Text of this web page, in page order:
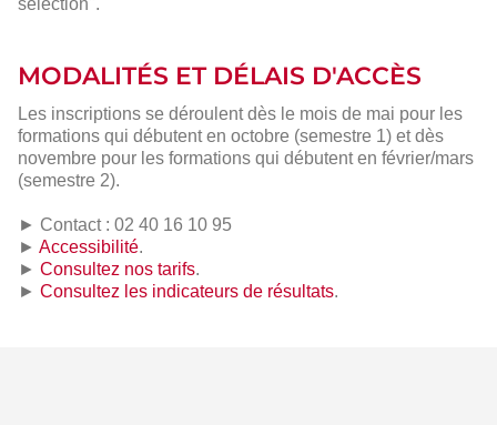
sélection".
MODALITÉS ET DÉLAIS D'ACCÈS
Les inscriptions se déroulent dès le mois de mai pour les
formations qui débutent en octobre (semestre 1) et dès
novembre pour les formations qui débutent en février/mars
(semestre 2).
► Contact : 02 40 16 10 95
► Accessibilité.
► Consultez nos tarifs.
► Consultez les indicateurs de résultats.